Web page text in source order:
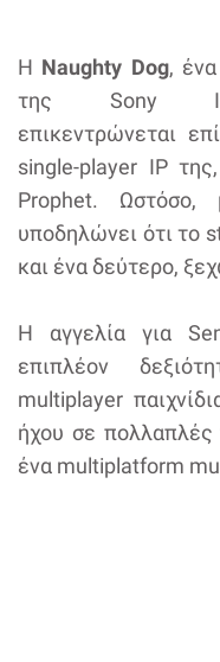
Η Naughty Dog,
της Sony
επικεντρώνεται
single-player IP
Prophet. Ωστόσο,
υποδηλώνει ότι το
και ένα δεύτερο,
Η αγγελία για
επιπλέον
multiplayer
ήχου σε
ένα multiplatform